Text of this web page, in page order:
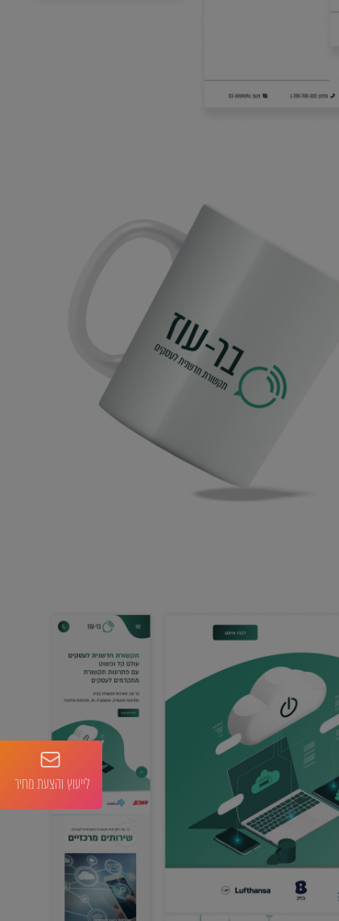
לייעוץ והצעת מחיר